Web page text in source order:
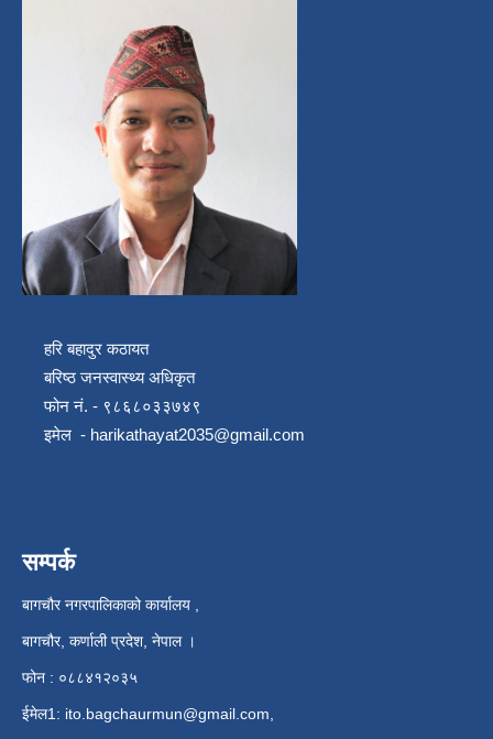
हरि बहादुर कठायत
बरिष्ठ जनस्वास्थ्य अधिकृत
फोन नं. - ९८६८०३३७४९
इमेल - harikathayat2035@gmail.com
सम्पर्क
बागचौर नगरपालिकाको कार्यालय ,
बागचौर, कर्णाली प्रदेश, नेपाल ।
फोन : ०८८४१२०३५
ईमेल1: ito.bagchaurmun@gmail.com